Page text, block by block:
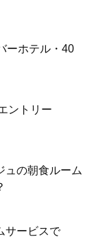
ーホテル・40
ントリー
ュの朝食ルーム
サービスで